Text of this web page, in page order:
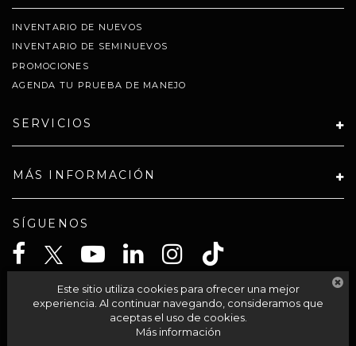
INVENTARIO DE NUEVOS
INVENTARIO DE SEMINUEVOS
PROMOCIONES
AGENDA TU PRUEBA DE MANEJO
SERVICIOS
MÁS INFORMACIÓN
SÍGUENOS
CELTA SOLUCIONES SA PI DE CV
Este sitio utiliza cookies para ofrecer una mejor
experiencia. Al continuar navegando, consideramos que
aceptas el uso de cookies.
Más información